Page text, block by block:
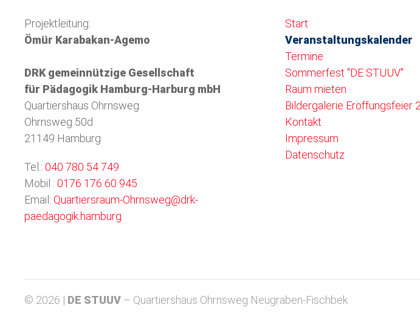
Projektleitung:
Ömür Karabakan-Agemo
DRK gemeinnützige Gesellschaft
für Pädagogik Hamburg-Harburg mbH
Quartiershaus Ohrnsweg
Ohrnsweg 50d
21149 Hamburg
Tel.: 040 780 54 749
Mobil : 0176 176 60 945
Email: Quartiersraum-Ohrnsweg@drk-
paedagogik.hamburg
Navigation überspringen
Start
Veranstaltungskalender
Termine
Sommerfest "DE STUUV"
Raum mieten
Bildergalerie Eröffungsfeier
Kontakt
Impressum
Datenschutz
© 2026 | DE STUUV – Quartiershaus Ohrnsweg Neugraben-Fischbek